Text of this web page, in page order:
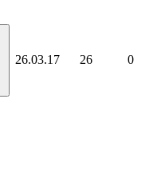
26.03.17 26 0